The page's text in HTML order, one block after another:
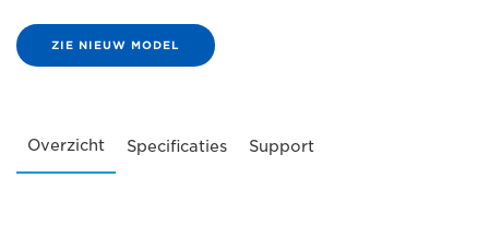
ZIE NIEUW MODEL
Overzicht Specificaties Support